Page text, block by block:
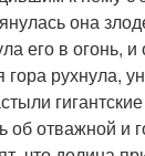
она
его в огонь,
гора рухнула,
об отважной и